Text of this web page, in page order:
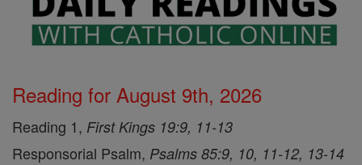
Reading for August 9th, 2026
Reading 1, First Kings 19:9, 11-13
Responsorial Psalm, Psalms 85:9, 10, 11-12, 13-14